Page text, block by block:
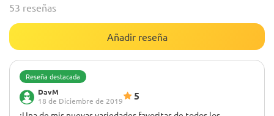
53 reseñas
Añadir reseña
Reseña destacada
DavM
18 de Diciembre de 2019
5